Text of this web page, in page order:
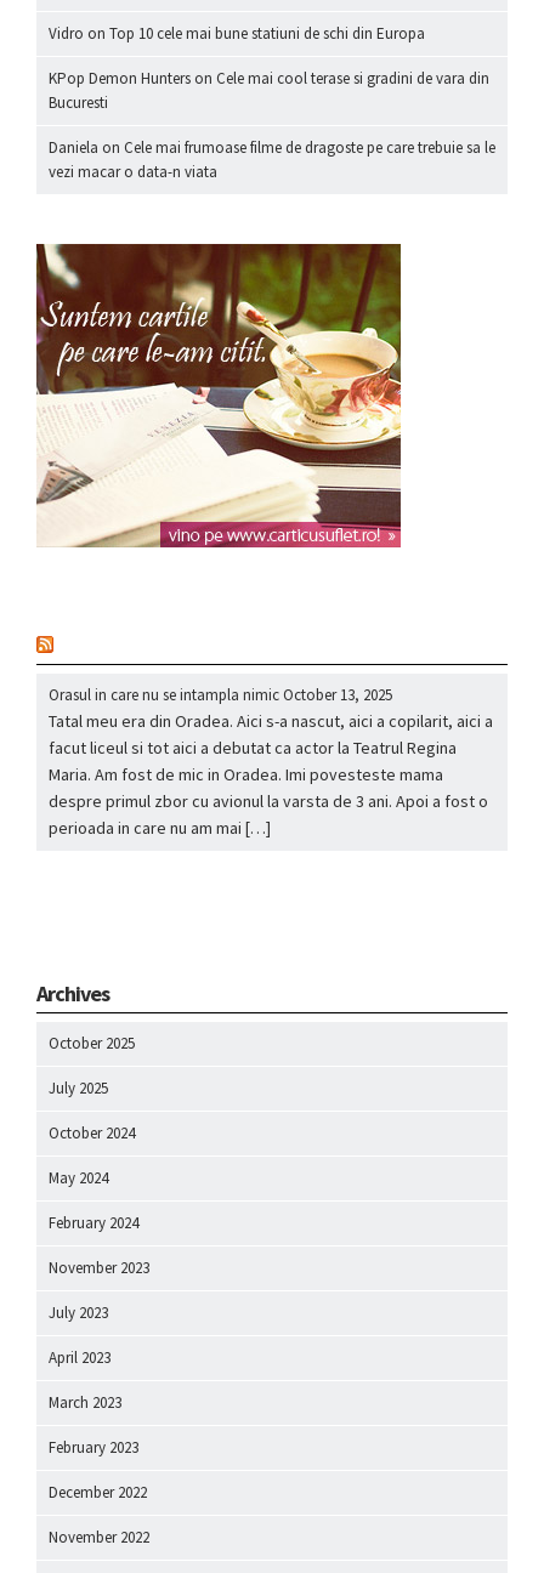
Vidro on Top 10 cele mai bune statiuni de schi din Europa
KPop Demon Hunters on Cele mai cool terase si gradini de vara din
Bucuresti
Daniela on Cele mai frumoase filme de dragoste pe care trebuie sa le
vezi macar o data-n viata
Orasul in care nu se intampla nimicOctober 13, 2025
Tatal meu era din Oradea. Aici s-a nascut, aici a copilarit, aici a
facut liceul si tot aici a debutat ca actor la Teatrul Regina
Maria. Am fost de mic in Oradea. Imi povesteste mama
despre primul zbor cu avionul la varsta de 3 ani. Apoi a fost o
perioada in care nu am mai […]
Archives
October 2025
July 2025
October 2024
May 2024
February 2024
November 2023
July 2023
April 2023
March 2023
February 2023
December 2022
November 2022